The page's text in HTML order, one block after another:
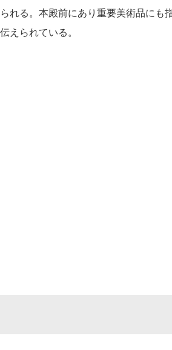
れる。本殿前にあり重要美術品にも
えられている。